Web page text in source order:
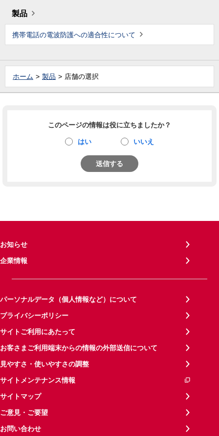
製品
携帯電話の電波防護への適合性について
ホーム 製品 店舗の選択
このページの情報は役に立ちましたか？
はい いいえ
送信する
お知らせ
企業情報
パーソナルデータ（個人情報など）について
プライバシーポリシー
サイトご利用にあたって
お客さまご利用端末からの情報の外部送信について
見やすさ・使いやすさの調整
サイトメンテナンス情報
サイトマップ
ご意見・ご要望
お問い合わせ